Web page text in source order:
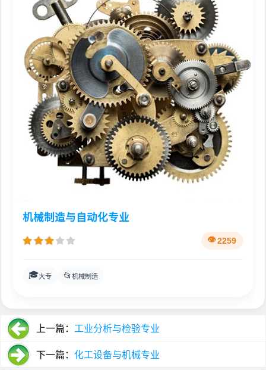
机械制造与自动化专业
2259
🎓大专 📂 机械制造
上一篇： 工业分析与检验专业
下一篇： 化工设备与机械专业